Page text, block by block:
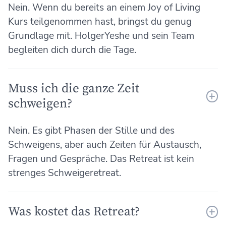
Nein. Wenn du bereits an einem Joy of Living
Kurs teilgenommen hast, bringst du genug
Grundlage mit. HolgerYeshe und sein Team
begleiten dich durch die Tage.
Muss ich die ganze Zeit
schweigen?
Nein. Es gibt Phasen der Stille und des
Schweigens, aber auch Zeiten für Austausch,
Fragen und Gespräche. Das Retreat ist kein
strenges Schweigeretreat.
Was kostet das Retreat?